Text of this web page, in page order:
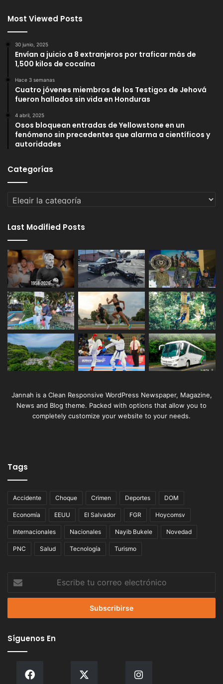
Most Viewed Posts
30 junio, 2025
Envían a juicio a 8 extranjeros por traficar más de
1,500 kilos de cocaína
Hace 3 semanas
Cuatro jóvenes miembros de los Testigos de Jehová
fueron hallados sin vida en Honduras
4 abril, 2025
Osos bloquean entradas de Yellowstone en un
fenómeno sin precedentes que alarma a científicos y
autoridades
Categorías
Categorías
Last Modified Posts
Jannah is a Clean Responsive WordPress Newspaper, Magazine,
News and Blog theme. Packed with options that allow you to
completely customize your website to your needs.
Tags
Accidente Choque Crimen Deportes DOM
Economía EEUU El Salvador FGR Hoycomsv
Internacionales Nacionales Nayib Bukele Novedad
PNC Salud Tecnología Turismo
correo
Síguenos En